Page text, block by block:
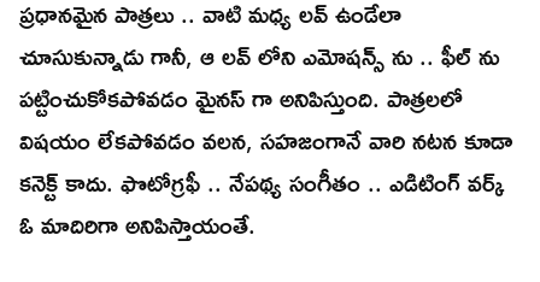
ప్రధానమైన పాత్రలు .. వాటి మధ్య లవ్ ఉండేలా
చూసుకున్నాడు గానీ, ఆ లవ్ లోని ఎమోషన్స్ ను .. ఫీల్ ను
పట్టించుకోకపోవడం మైనస్ గా అనిపిస్తుంది. పాత్రలలో
విషయం లేకపోవడం వలన, సహజంగానే వారి నటన కూడా
కనెక్ట్ కాదు. ఫొటోగ్రఫీ .. నేపథ్య సంగీతం .. ఎడిటింగ్ వర్క్
ఓ మాదిరిగా అనిపిస్తాయంతే.